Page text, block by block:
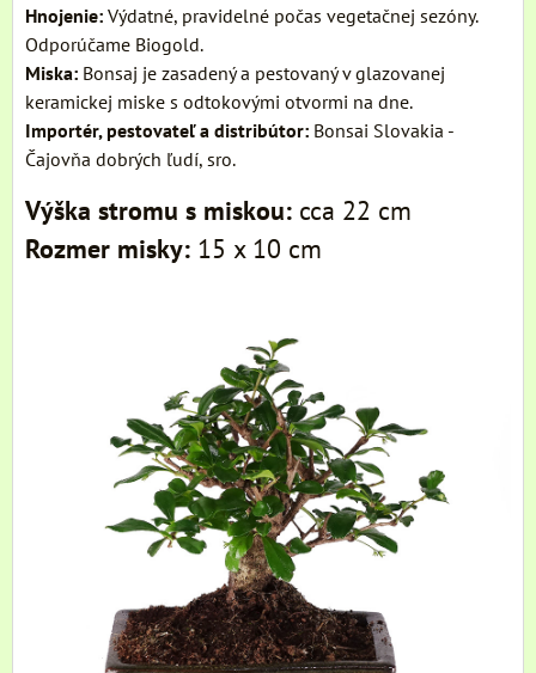
Hnojenie: Výdatné, pravidelné počas vegetačnej sezóny.
Odporúčame Biogold.
Miska: Bonsaj je zasadený a pestovaný v glazovanej
keramickej miske s odtokovými otvormi na dne.
Importér, pestovateľ a distribútor: Bonsai Slovakia -
Čajovňa dobrých ľudí, sro.
Výška stromu s miskou: cca 22 cm
Rozmer misky: 15 x 10 cm